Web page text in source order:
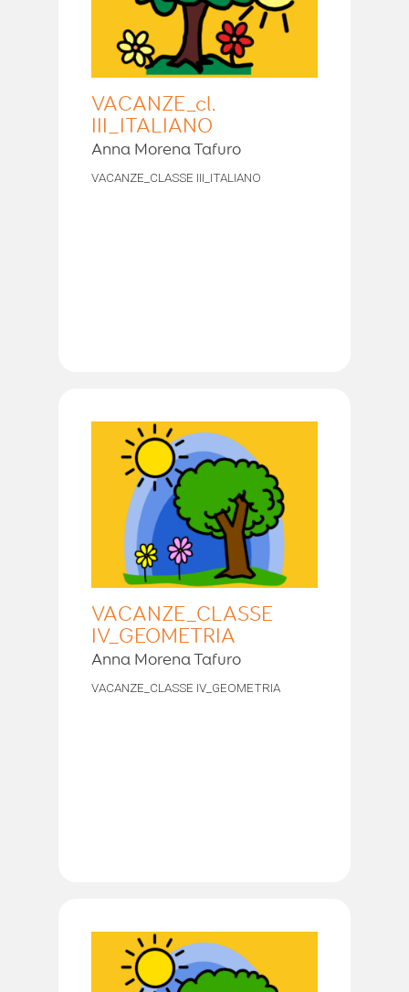
VACANZE_cl.
III_ITALIANO
Anna Morena Tafuro
VACANZE_CLASSE III_ITALIANO
VACANZE_CLASSE
IV_GEOMETRIA
Anna Morena Tafuro
VACANZE_CLASSE IV_GEOMETRIA